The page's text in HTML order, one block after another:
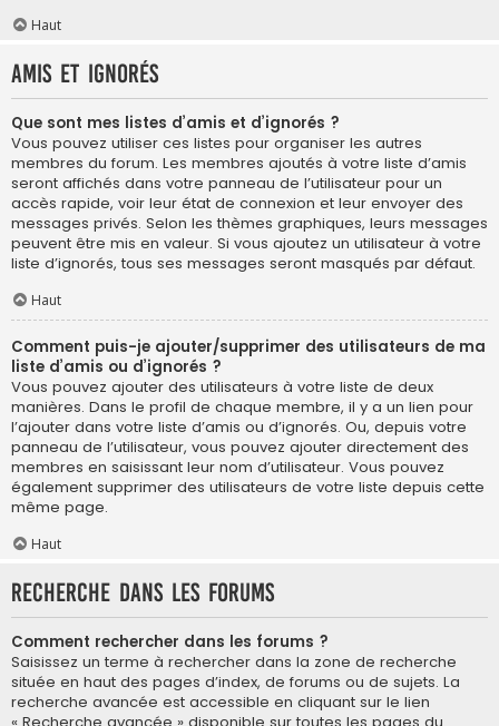
Haut
Amis et ignorés
Que sont mes listes d’amis et d’ignorés ?
Vous pouvez utiliser ces listes pour organiser les autres
membres du forum. Les membres ajoutés à votre liste d’amis
seront affichés dans votre panneau de l’utilisateur pour un
accès rapide, voir leur état de connexion et leur envoyer des
messages privés. Selon les thèmes graphiques, leurs messages
peuvent être mis en valeur. Si vous ajoutez un utilisateur à votre
liste d’ignorés, tous ses messages seront masqués par défaut.
Haut
Comment puis-je ajouter/supprimer des utilisateurs de ma
liste d’amis ou d’ignorés ?
Vous pouvez ajouter des utilisateurs à votre liste de deux
manières. Dans le profil de chaque membre, il y a un lien pour
l’ajouter dans votre liste d’amis ou d’ignorés. Ou, depuis votre
panneau de l’utilisateur, vous pouvez ajouter directement des
membres en saisissant leur nom d’utilisateur. Vous pouvez
également supprimer des utilisateurs de votre liste depuis cette
même page.
Haut
Recherche dans les forums
Comment rechercher dans les forums ?
Saisissez un terme à rechercher dans la zone de recherche
située en haut des pages d’index, de forums ou de sujets. La
recherche avancée est accessible en cliquant sur le lien